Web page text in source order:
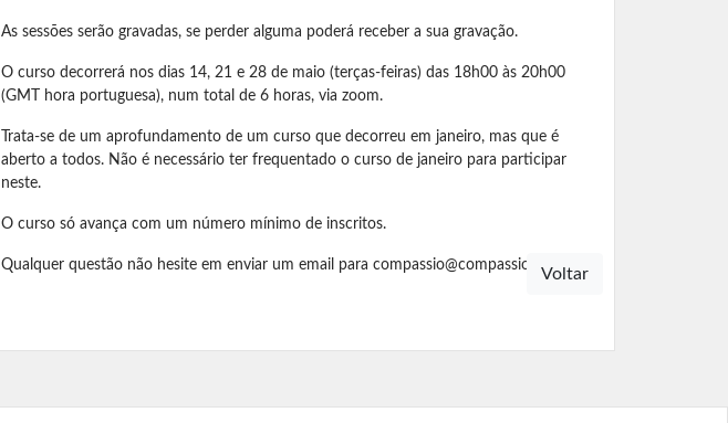
As sessões serão gravadas, se perder alguma poderá receber a sua gravação.
O curso decorrerá nos dias 14, 21 e 28 de maio (terças-feiras) das 18h00 às 20h00
(GMT hora portuguesa), num total de 6 horas, via zoom.
Trata-se de um aprofundamento de um curso que decorreu em janeiro, mas que é
aberto a todos. Não é necessário ter frequentado o curso de janeiro para participar
neste.
O curso só avança com um número mínimo de inscritos.
Qualquer questão não hesite em enviar um email para compassio@compassio.ptVoltar